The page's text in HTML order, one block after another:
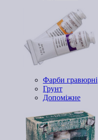
Фарби гравюрні
Грунт
Допоміжне